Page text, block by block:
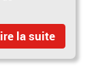
la suite